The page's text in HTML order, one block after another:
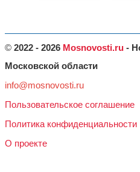
© 2022 - 2026 Mosnovosti.ru -
Московской области
info@mosnovosti.ru
Пользовательское соглашение
Политика конфиденциальности
О проекте